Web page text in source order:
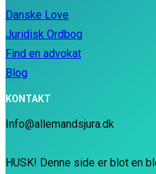
Danske Love
Juridisk Ordbog
Find en advokat
Blog
KONTAKT
Info@allemandsjura.dk
HUSK! Denne side er blot en